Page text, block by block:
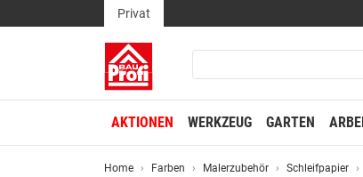
Privat
AKTIONEN WERKZEUG GARTEN
Home Farben Malerzubehör Schleifpapier